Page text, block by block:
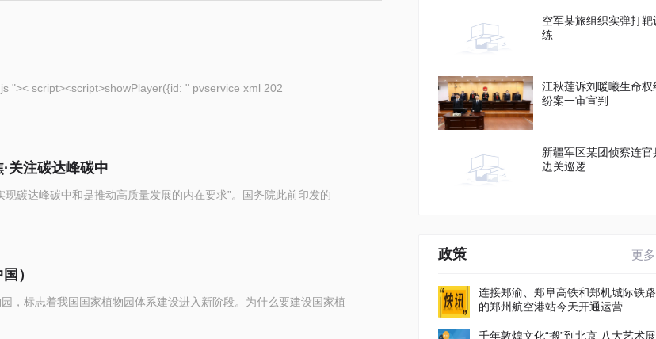
player v js ">< script><script>showPlayer({id: " pvservice xml 202
关注碳达峰碳中
碳达峰碳中和是推动高质量发展的内在要求”。国务院此前印发的
）
，标志着我国国家植物园体系建设进入新阶段。为什么要建设国家植
空军某旅组织实弹打靶
练
江秋莲诉刘暖曦生命权
纷案一审宣判
新疆军区某团侦察连官
边关巡逻
政策 更多
连接郑渝、郑阜高铁和郑机城际铁路
的郑州航空港站今天开通运营
千年敦煌文化“搬”到北京 八大艺术展